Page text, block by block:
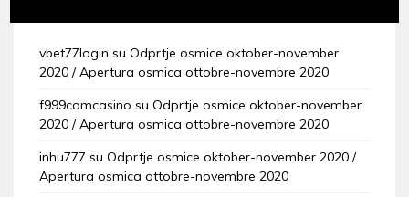
vbet77login su Odprtje osmice oktober-november
2020 / Apertura osmica ottobre-novembre 2020
f999comcasino su Odprtje osmice oktober-november
2020 / Apertura osmica ottobre-novembre 2020
inhu777 su Odprtje osmice oktober-november 2020 /
Apertura osmica ottobre-novembre 2020